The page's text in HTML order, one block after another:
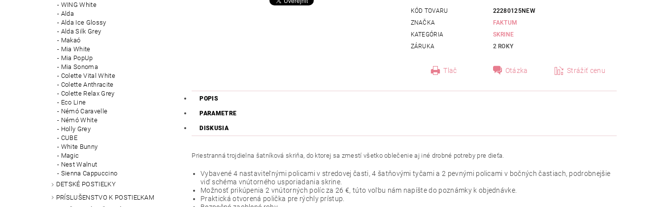
WING White
Alda
Alda Ice Glossy
Alda Silk Grey
Makaó
Mia White
Mia PopUp
Mia Sonoma
Colette Vital White
Colette Anthracite
Colette Relax Grey
Eco Line
Némó Caravelle
Némó White
Holly Grey
CUBE
White Bunny
Magic
Nest Walnut
Sienna Cappuccino
DETSKÉ POSTIEĽKY
PRÍSLUŠENSTVO K POSTIEĽKAM
KÓD TOVARU
22280125NEW
ZNAČKA
FAKTUM
KATEGÓRIA
SKRINE
ZÁRUKA
2 ROKY
Tlač Otázka Strážiť cenu
POPIS
PARAMETRE
DISKUSIA
Priestranná trojdielna šatníková skriňa, do ktorej sa zmestí všetko oblečenie aj iné drobné potreby pre dieťa.
Vybavené 4 nastaviteľnými policami v stredovej časti, 4 šatňovými tyčami a 2 pevnými policami v bočných častiach, podrobnejšie
viď schéma vnútorného usporiadania skrine.
Možnosť prikúpenia 2 vnútorných políc za 26 €, túto voľbu nám napíšte do poznámky k objednávke.
Praktická otvorená polička pre rýchly prístup.